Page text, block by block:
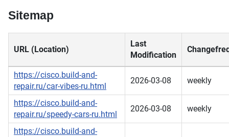
Sitemap
URL (Location)
Last
Modification
https://cisco.build-and-
repair.ru/car-vibes-ru.html
2026-03-08 weekly
https://cisco.build-and-
repair.ru/speedy-cars-ru.html
2026-03-08 weekly
https://cisco.build-and-